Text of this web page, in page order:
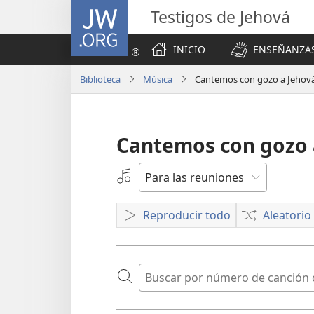
JW.ORG Testigos de Jehová
INICIO
Biblioteca Música Cantemos con gozo a
Cantemos con gozo
Seleccione
grabación
de
audio
Reproducir todo Aleatorio
Buscar